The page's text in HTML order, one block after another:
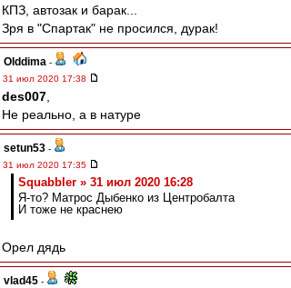
КПЗ, автозак и барак...
Зря в "Спартак" не просился, дурак!
Olddima -
31 июл 2020 17:38
des007
Не реально, а в натуре
setun53 -
31 июл 2020 17:35
Squabbler » 31 июл 2020 16:28
Я-то? Матрос Дыбенко из Центробалта
И тоже не краснею
Орел дядь
vlad45 -